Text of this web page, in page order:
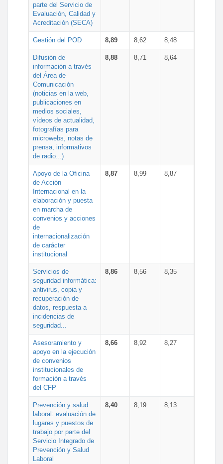
parte del Servicio de
Evaluación, Calidad y
Acreditación (SECA)
Gestión del POD 8,89 8,62 8,48
Difusión de
información a través
del Área de
Comunicación
(noticias en la web,
publicaciones en
medios sociales,
vídeos de actualidad,
fotografías para
microwebs, notas de
prensa, informativos
de radio...)
8,88 8,71 8,64
Apoyo de la Oficina
de Acción
Internacional en la
elaboración y puesta
en marcha de
convenios y acciones
de
internacionalización
de carácter
institucional
8,87 8,99 8,87
Servicios de
seguridad informática:
antivirus, copia y
recuperación de
datos, respuesta a
incidencias de
seguridad...
8,86 8,56 8,35
Asesoramiento y
apoyo en la ejecución
de convenios
institucionales de
formación a través
del CFP
8,66 8,92 8,27
Prevención y salud
laboral: evaluación de
lugares y puestos de
trabajo por parte del
Servicio Integrado de
Prevención y Salud
Laboral
8,40 8,19 8,13